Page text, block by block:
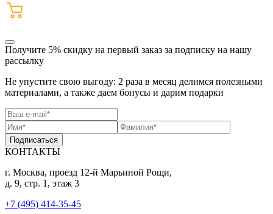
Получите 5% скидку на первый заказ за подписку на нашу
рассылку
Не упустите свою выгоду: 2 раза в месяц делимся полезными
материалами, а также даем бонусы и дарим подарки
Подписаться
КОНТАКТЫ
г. Москва, проезд 12-й Марьиной Рощи,
д. 9, стр. 1, этаж 3
+7 (495) 414-35-45